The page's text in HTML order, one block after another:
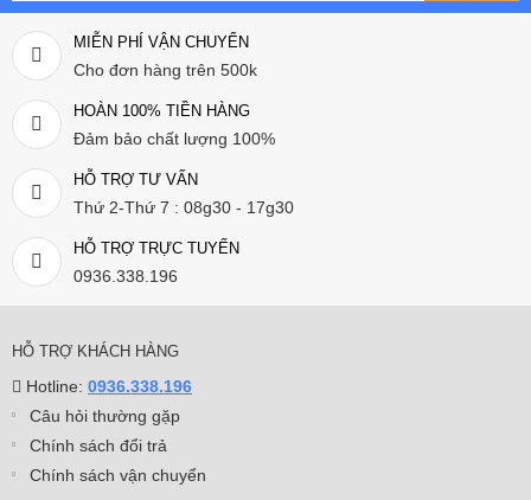
MIỄN PHÍ VẬN CHUYỂN
Cho đơn hàng trên 500k
HOÀN 100% TIỀN HÀNG
Đảm bảo chất lượng 100%
HỖ TRỢ TƯ VẤN
Thứ 2-Thứ 7 : 08g30 - 17g30
HỖ TRỢ TRỰC TUYẾN
0936.338.196
HỖ TRỢ KHÁCH HÀNG
Hotline: 0936.338.196
Câu hỏi thường gặp
Chính sách đổi trả
Chính sách vận chuyển